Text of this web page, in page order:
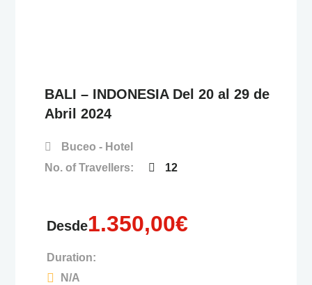
BALI – INDONESIA Del 20 al 29 de
Abril 2024
Buceo - Hotel
No. of Travellers:
12
Desde1.350,00€
Duration:
N/A